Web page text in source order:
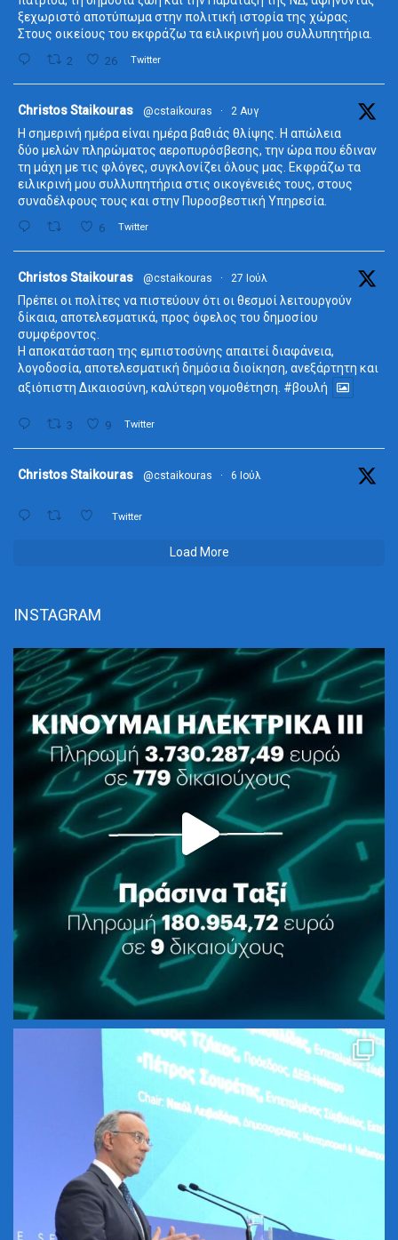
ξεχωριστό αποτύπωμα στην πολιτική ιστορία της χώρας.
Στους οικείους του εκφράζω τα ειλικρινή μου συλλυπητήρια.
2 26 Twitter
Christos Staikouras @cstaikouras · 2 Αυγ
Η σημερινή ημέρα είναι ημέρα βαθιάς θλίψης. Η απώλεια
δύο μελών πληρώματος αεροπυρόσβεσης, την ώρα που έδιναν
τη μάχη με τις φλόγες, συγκλονίζει όλους μας. Εκφράζω τα
ειλικρινή μου συλλυπητήρια στις οικογένειές τους, στους
συναδέλφους τους και στην Πυροσβεστική Υπηρεσία.
6 Twitter
Christos Staikouras @cstaikouras · 27 Ιούλ
Πρέπει οι πολίτες να πιστεύουν ότι οι θεσμοί λειτουργούν
δίκαια, αποτελεσματικά, προς όφελος του δημοσίου
συμφέροντος.
Η αποκατάσταση της εμπιστοσύνης απαιτεί διαφάνεια,
λογοδοσία, αποτελεσματική δημόσια διοίκηση, ανεξάρτητη και
αξιόπιστη Δικαιοσύνη, καλύτερη νομοθέτηση. #βουλή
3 9 Twitter
Christos Staikouras @cstaikouras · 6 Ιούλ
Twitter
Load More
INSTAGRAM